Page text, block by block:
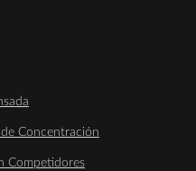
Concentración
Competidores